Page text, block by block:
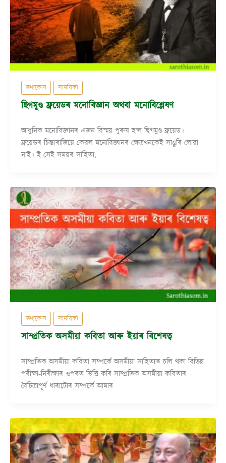
তথ্যকোষ সাময়িকী
ছিগমুণ্ড ফ্ৰয়েডৰ মনোবিজ্ঞান অথবা মনোবিশ্লেষণ
আধুনিক মনোবিজ্ঞানৰ এজন বিস্ময় পুৰুষ হ’ল ছিগমুণ্ড ফ্ৰয়েড।
ফ্ৰয়েডৰ চিন্তাৰাজিয়ে কেৱল মনোবিজ্ঞানৰ ক্ষেত্ৰখনকেই সাঙুৰি লোৱা
নাই। ই সেই সময়ৰ সাহিত্য,
তথ্যকোষ সাময়িকী
সাম্প্ৰতিক অসমীয়া কবিতা আৰু ইয়াৰ বিশেষত্ব
সাম্প্ৰতিক অসমীয়া কবিতা সম্পৰ্কে অসমীয়া সাহিত্যত চলি থকা বিভিন্ন
পৰীক্ষা-নিৰীক্ষাৰ ওপৰত ভিত্তি কৰি সাম্প্ৰতিক অসমীয়া কবিতাৰ
বৈচিত্ৰ্যপূৰ্ণ ধাৰাটোৰ সম্পৰ্কে আমাৰ